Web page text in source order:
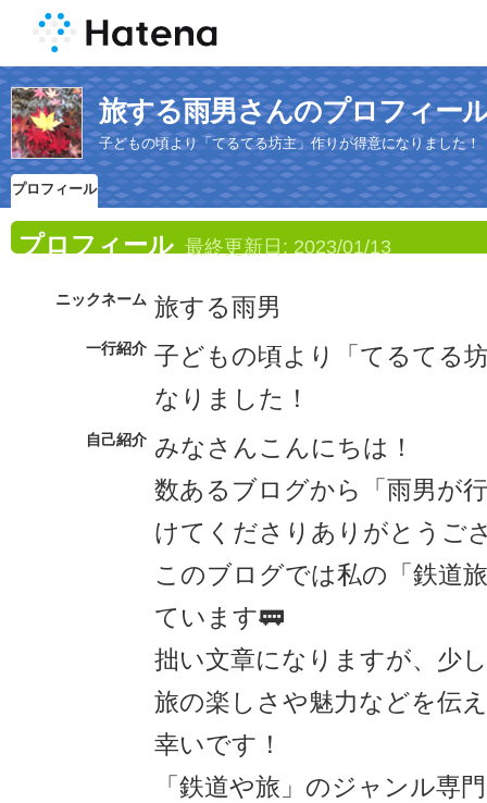
旅する雨男さんのプロフィー
子どもの頃より「てるてる坊主」作りが得意になりました！
プロフィール
プロフィール 最終更新日: 2023/01/13
ニックネーム 旅する雨男
一行紹介 子どもの頃より「てるてる
なりました！
自己紹介 みなさんこんにちは！
数あるブログから「雨男が
けてくださりありがとうご
このブログでは私の「鉄道
ています🚃
拙い文章になりますが、少
旅の楽しさや魅力などを伝
幸いです！
「鉄道や旅」のジャンル専